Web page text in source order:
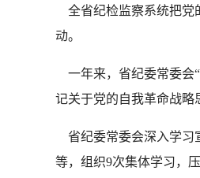
全省纪检监察系统把党
动。
一年来，省纪委常委会
记关于党的自我革命战略
省纪委常委会深入学习
等，组织9次集体学习，